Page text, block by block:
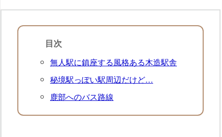
目次
無人駅に鎮座する風格ある木造駅舎
秘境駅っぽい駅周辺だけど…
鹿部へのバス路線